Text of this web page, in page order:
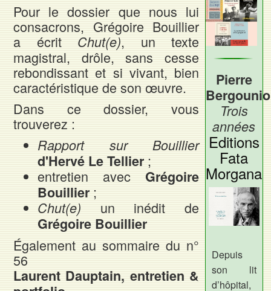
Pour le dossier que nous lui
consacrons, Grégoire Bouillier
a écrit Chut(e), un texte
magistral, drôle, sans cesse
rebondissant et si vivant, bien
caractéristique de son œuvre.
Dans ce dossier, vous
trouverez :
Rapport sur Bouillier
d'Hervé Le Tellier ;
entretien avec Grégoire
Bouillier ;
Chut(e) un inédit de
Grégoire Bouillier
Également au sommaire du n°
56
Laurent Dauptain, entretien &
Pierre
Trois
années
Editions
Fata
Morgana
Depuis
son lit
d’hôpital,